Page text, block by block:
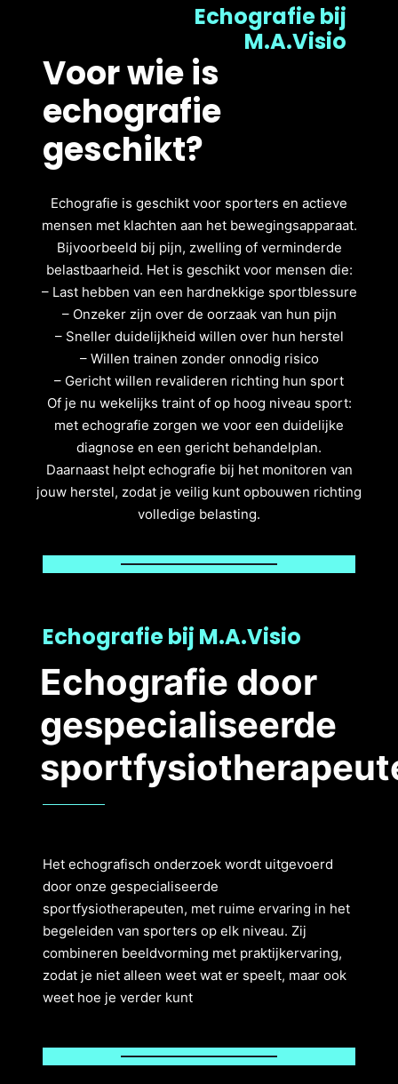
Echografie bij
M.A.Visio
Voor wie is
echografie
geschikt?
Echografie is geschikt voor sporters en actieve
mensen met klachten aan het bewegingsapparaat.
Bijvoorbeeld bij pijn, zwelling of verminderde
belastbaarheid. Het is geschikt voor mensen die:
– Last hebben van een hardnekkige sportblessure
– Onzeker zijn over de oorzaak van hun pijn
– Sneller duidelijkheid willen over hun herstel
– Willen trainen zonder onnodig risico
– Gericht willen revalideren richting hun sport
Of je nu wekelijks traint of op hoog niveau sport:
met echografie zorgen we voor een duidelijke
diagnose en een gericht behandelplan.
Daarnaast helpt echografie bij het monitoren van
jouw herstel, zodat je veilig kunt opbouwen richting
volledige belasting.
Echografie bij M.A.Visio
Echografie door
gespecialiseerde
Het echografisch onderzoek wordt uitgevoerd
door onze gespecialiseerde
sportfysiotherapeuten, met ruime ervaring in het
begeleiden van sporters op elk niveau. Zij
combineren beeldvorming met praktijkervaring,
zodat je niet alleen weet wat er speelt, maar ook
weet hoe je verder kunt